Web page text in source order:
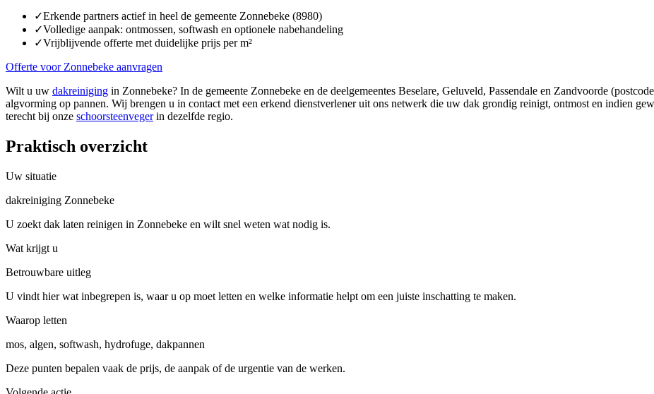
✓Erkende partners actief in heel de gemeente Zonnebeke (8980)
✓Volledige aanpak: ontmossen, softwash en optionele nabehandeling
✓Vrijblijvende offerte met duidelijke prijs per m²
Offerte voor Zonnebeke aanvragen
Wilt u uw dakreiniging in Zonnebeke? In de gemeente Zonnebeke en de deelgemeentes Beselare, Geluveld, Passendale en Zandvoorde
algvorming op pannen. Wij brengen u in contact met een erkend dienstverlener uit ons netwerk die uw dak grondig reinigt, ontmost en indien
terecht bij onze schoorsteenvegerin dezelfde regio.
Praktisch overzicht
Uw situatie
dakreiniging Zonnebeke
U zoekt dak laten reinigen in Zonnebeke en wilt snel weten wat nodig is.
Wat krijgt u
Betrouwbare uitleg
U vindt hier wat inbegrepen is, waar u op moet letten en welke informatie helpt om een juiste inschatting te maken.
Waarop letten
mos, algen, softwash, hydrofuge, dakpannen
Deze punten bepalen vaak de prijs, de aanpak of de urgentie van de werken.